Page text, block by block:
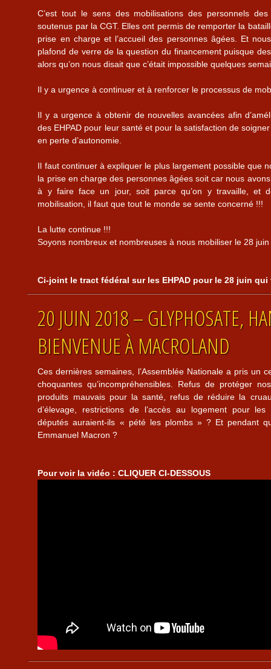
C’est tout le sens des mobilisations des personnels
soutenus par la CGT. Elles ont permis de remporter la
prise en charge et l’accueil des personnes âgées. Et
plafond de verre de la question du financement puisque
alors qu’on nous disait que c’était impossible quelques
Il y a urgence à continuer et à renforcer le processus de
Il y a urgence à obtenir de nouvelles avancées afin
des EHPAD pour leur santé et pour la satisfaction de
en perte d’autonomie.
Il faut continuer à expliquer le plus largement possible que
la prise en charge des personnes âgées soit car nous
à y faire face un jour, soit parce qu’on y travaille, et
mobilisation, il faut que tout le monde se sente concerné !!!
La lutte continue !!!
Soyons nombreux et nombreuses à nous mobiliser le 28
Ci-joint le tract fédéral sur les EHPAD pour le 28 juin
20 JUIN 2018 – GLYPHOSATE,
BIENVENUE À MACROLAND
Ces dernières semaines, l’Assemblée Nationale a pris un
choquantes qu’incompréhensibles. Refus de protéger
produits mauvais pour la santé, refus de réduire la
d’élevage, restrictions de l’accès au logement pour
députés auraient-ils « pété les plombs » ? Et pendant
Emmanuel Macron ?
Pour voir la vidéo : CLIQUER CI-DESSOUS